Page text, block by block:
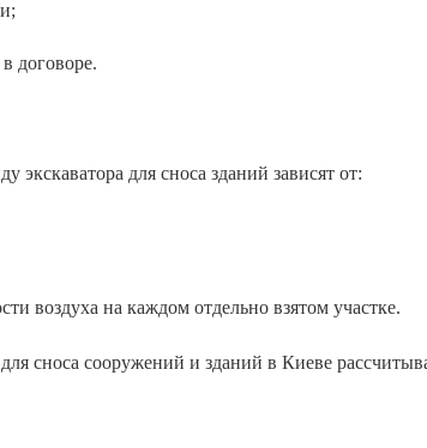
договоре.
для сноса зданий зависят от:
воздуха на каждом отдельно взятом участке.
сноса сооружений и зданий в Киеве